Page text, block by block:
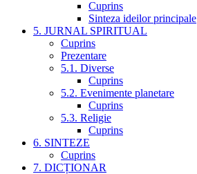
Cuprins
Sinteza ideilor principale
5. JURNAL SPIRITUAL
Cuprins
Prezentare
5.1. Diverse
Cuprins
5.2. Evenimente planetare
Cuprins
5.3. Religie
Cuprins
6. SINTEZE
Cuprins
7. DICȚIONAR